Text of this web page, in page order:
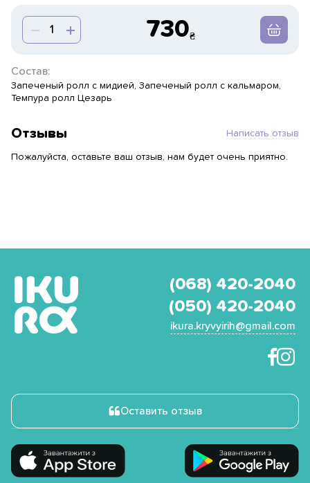
730
Состав:
Запеченый ролл с мидией, Запеченый ролл с кальмаром,
Темпура ролл Цезарь
Отзывы Написать отзыв
Пожалуйста, оставьте ваш отзыв, нам будет очень приятно.
(068) 420-2040
(050) 420-2040
ikura.kryvyirih@gmail.com
Оставить отзыв